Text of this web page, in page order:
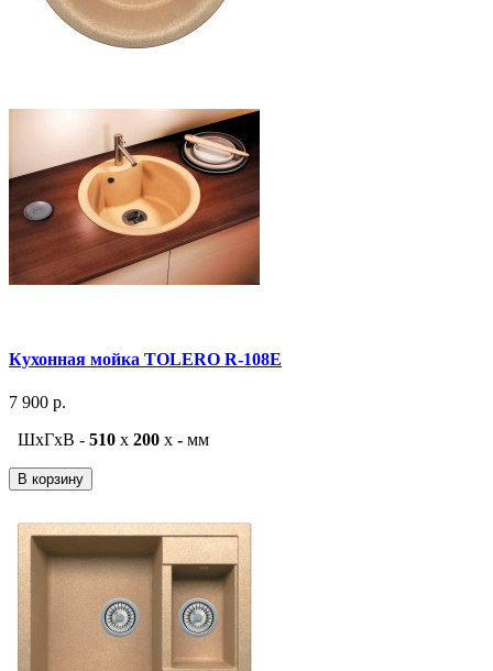
Кухонная мойка TOLERO R-108E
7 900 р.
ШxГxВ - 510 x 200 x - мм
В корзину